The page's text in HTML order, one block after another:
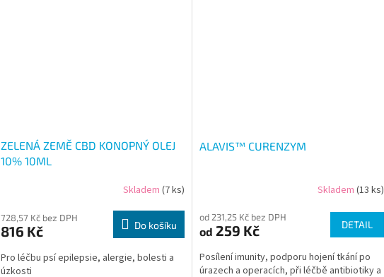
ZELENÁ ZEMĚ CBD KONOPNÝ OLEJ
10% 10ML
Skladem (7 ks)
728,57 Kč bez DPH
816 Kč Do košíku
Pro léčbu psí epilepsie, alergie, bolesti a
úzkosti
ALAVIS™ CURENZYM
Skladem (13 ks)
od 231,25 Kč bez DPH
od 259 Kč DETAIL
Posílení imunity, podporu hojení tkání po
úrazech a operacích, při léčbě antibiotiky a